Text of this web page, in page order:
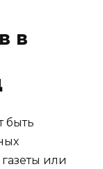
в
быть
или